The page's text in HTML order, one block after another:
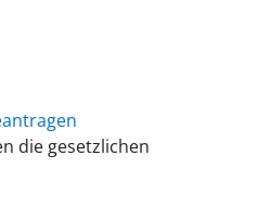
die gesetzlichen